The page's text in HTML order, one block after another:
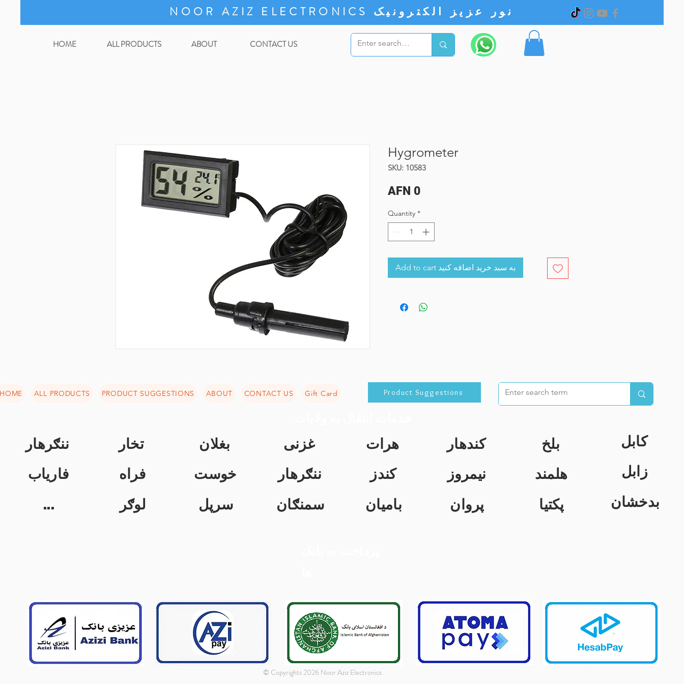
HOME ALL PRODUCTS ABOUT CONTACT US
NOOR AZIZ ELECTRONICS
Hygrometer
SKU: 10583
AFN 0Price
Quantity *
Add to cart به سبد خرید اضافه کنید
HOME ALL PRODUCTS PRODUCT SUGGESTIONS ABOUT CONTACT US Gift Card Product Suggestions
ننګرهار تخار بغلان غزنی هرات کندهار بلخ
کابل
فاریاب
فراه خوست ننګرهار کندز نیمروز هلمند
زابل
...
لوګر سرپل سمنګان بامیان پروان پکتیا بدخشان
© Copyrights 2026 Noor Aziz Electronics